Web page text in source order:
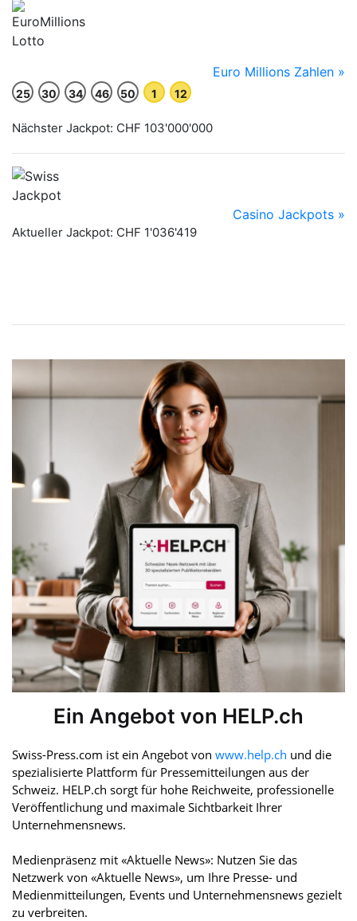
Ein Angebot von HELP.ch
Swiss-Press.com ist ein Angebot von www.help.ch und die
spezialisierte Plattform für Pressemitteilungen aus der
Schweiz. HELP.ch sorgt für hohe Reichweite, professionelle
Veröffentlichung und maximale Sichtbarkeit Ihrer
Unternehmensnews.
Medienpräsenz mit «Aktuelle News»: Nutzen Sie das
Netzwerk von «Aktuelle News», um Ihre Presse- und
Medienmitteilungen, Events und Unternehmensnews gezielt
zu verbreiten.